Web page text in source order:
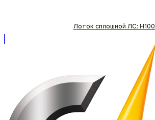
Лоток сплошной ЛС: H100